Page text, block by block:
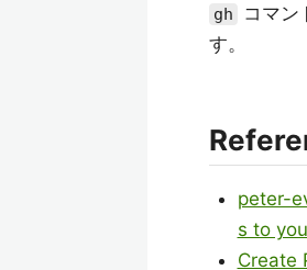
gh
コマン
す。
peter-
s to
Create